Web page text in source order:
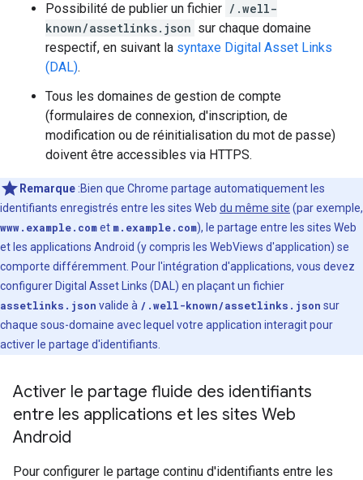
Possibilité de publier un fichier /.well-
known/assetlinks.json sur chaque domaine
respectif, en suivant la syntaxe Digital Asset Links
(DAL).
Tous les domaines de gestion de compte
(formulaires de connexion, d'inscription, de
modification ou de réinitialisation du mot de passe)
doivent être accessibles via HTTPS.
Remarque :Bien que Chrome partage automatiquement les
identifiants enregistrés entre les sites Web du même site (par exemple,
www.example.comet m.example.com), le partage entre les sites Web
et les applications Android (y compris les WebViews d'application) se
comporte différemment. Pour l'intégration d'applications, vous devez
configurer Digital Asset Links (DAL) en plaçant un fichier
assetlinks.json valide à /.well-known/assetlinks.json sur
chaque sous-domaine avec lequel votre application interagit pour
activer le partage d'identifiants.
Activer le partage fluide des identifiants
entre les applications et les sites Web
Android
Pour configurer le partage continu d'identifiants entre les